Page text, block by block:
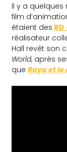
Il y a quelques
film
étaient des
réalisateur
Hall revêt son
World, après
queRaya et